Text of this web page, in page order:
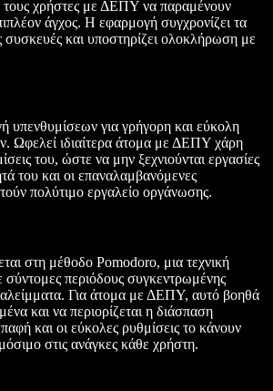
τους χρήστες με ΔΕΠΥ να παραμένουν
άγχος. Η εφαρμογή συγχρονίζει τα
συσκευές και υποστηρίζει ολοκλήρωση με
υπενθυμίσεων για γρήγορη και εύκολη
Ωφελεί ιδιαίτερα άτομα με ΔΕΠΥ χάρη
του, ώστε να μην ξεχνιούνται εργασίες
του και οι επαναλαμβανόμενες
πολύτιμο εργαλείο οργάνωσης.
στη μέθοδο Pomodoro, μια τεχνική
σύντομες περιόδους συγκεντρωμένης
Για άτομα με ΔΕΠΥ, αυτό βοηθά
και να περιορίζεται η διάσπαση
και οι εύκολες ρυθμίσεις το κάνουν
στις ανάγκες κάθε χρήστη.